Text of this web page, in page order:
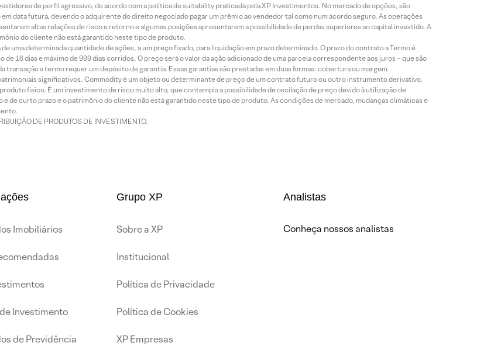
de perfil agressivo, de acordo com a política de suitability praticada pela XP Investimentos. No mercado de opções, são
data futura, devendo o adquirente do direito negociado pagar um prêmio ao vendedor tal como num acordo seguro. As operações
altas relações de risco e retorno e algumas posições apresentarem a possibilidade de perdas superiores ao capital investido. A
do cliente não está garantido neste tipo de produto.
uma determinada quantidade de ações, a um preço fixado, para liquidação em prazo determinado. O prazo do contrato a Termo é
16 dias e máximo de 999 dias corridos. O preço será o valor da ação adicionado de uma parcela correspondente aos juros – que são
a termo requer um depósito de garantia. Essas garantias são prestadas em duas formas: cobertura ou margem.
significativos. Commodity é um objeto ou determinante de preço de um contrato futuro ou outro instrumento derivativo,
físico. É um investimento de risco muito alto, que contempla a possibilidade de oscilação de preço devido à utilização de
de curto prazo e o patrimônio do cliente não está garantido neste tipo de produto. As condições de mercado, mudanças climáticas e
DE PRODUTOS DE INVESTIMENTO.
Imobiliários
Investimento
de Previdência
Grupo XP
Sobre a XP
Institucional
Política de Privacidade
Política de Cookies
XP Empresas
Analistas
Conheça nossos analistas